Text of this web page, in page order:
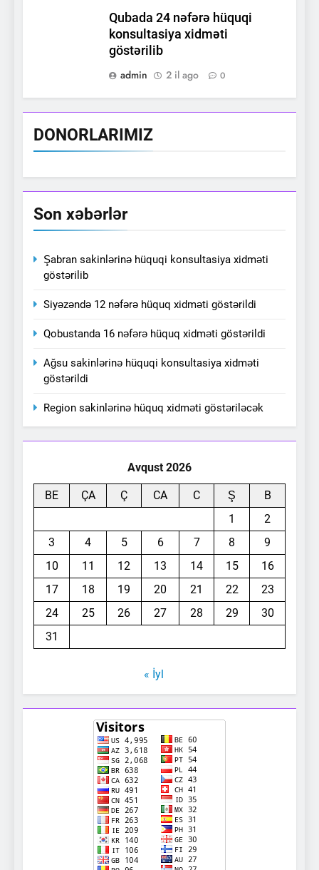
Qubada 24 nəfərə hüquqi
konsultasiya xidməti
göstərilib
admin
2 il ago 0
DONORLARIMIZ
Son xəbərlər
Şabran sakinlərinə hüquqi konsultasiya xidməti
göstərilib
Siyəzəndə 12 nəfərə hüquq xidməti göstərildi
Qobustanda 16 nəfərə hüquq xidməti göstərildi
Ağsu sakinlərinə hüquqi konsultasiya xidməti
göstərildi
Region sakinlərinə hüquq xidməti göstəriləcək
Avqust 2026
BE ÇA Ç CA C Ş
B
1
2
3
4 5 6 7 8
9
10
11 12 13 14 15
16
17
18 19 20 21 22
23
24
25 26 27 28 29
30
31
« İyl